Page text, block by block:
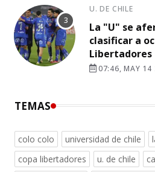
U. DE CHILE
La "U" se
clasificar a
Libertadores
07:46, MAY 14
TEMAS
colo colo universidad de chile
copa libertadores
u. de chile